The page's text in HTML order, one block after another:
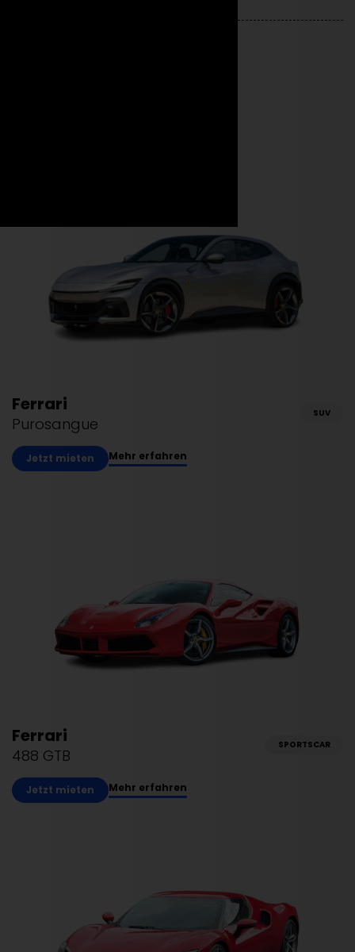
Ferrari
Purosangue
SUV
Jetzt mieten Mehr erfahren
Ferrari
488 GTB
SPORTSCAR
Jetzt mieten Mehr erfahren